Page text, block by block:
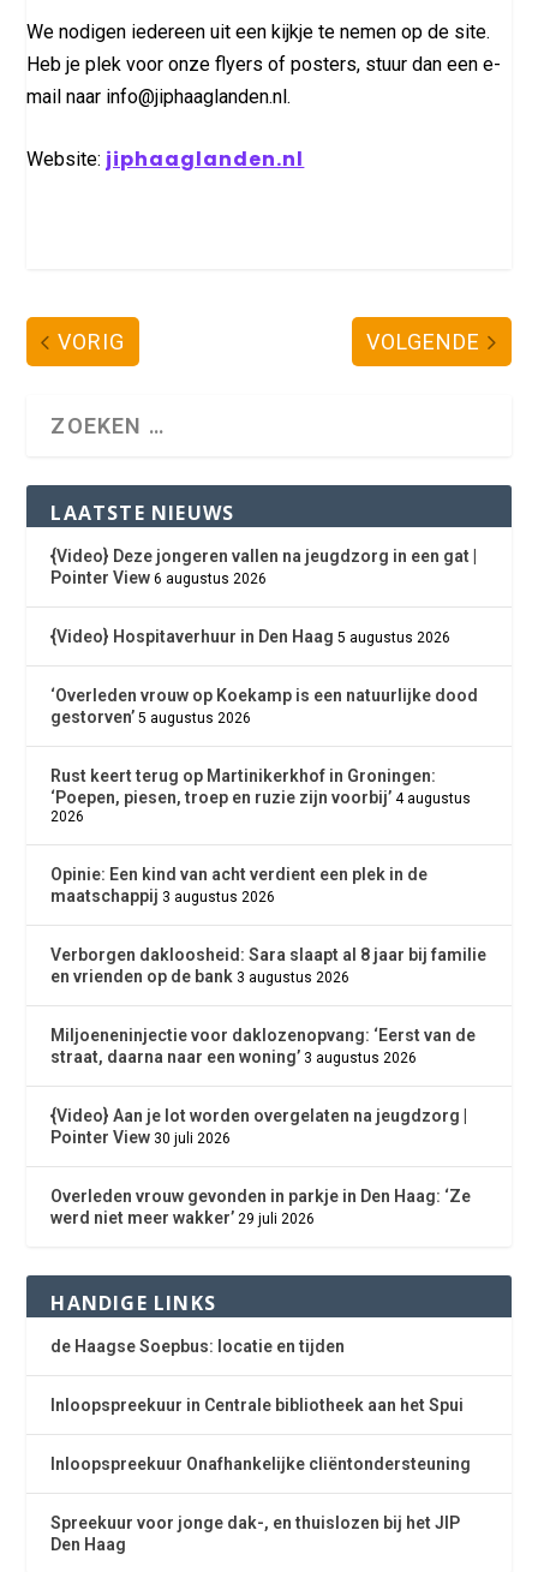
We nodigen iedereen uit een kijkje te nemen op de site.
Heb je plek voor onze flyers of posters, stuur dan een e-
mail naar info@jiphaaglanden.nl.
Website: jiphaaglanden.nl
VORIG VOLGENDE
LAATSTE NIEUWS
{Video} Deze jongeren vallen na jeugdzorg in een gat |
Pointer View 6 augustus 2026
{Video} Hospitaverhuur in Den Haag 5 augustus 2026
‘Overleden vrouw op Koekamp is een natuurlijke dood
gestorven’ 5 augustus 2026
Rust keert terug op Martinikerkhof in Groningen:
‘Poepen, piesen, troep en ruzie zijn voorbij’ 4 augustus
2026
Opinie: Een kind van acht verdient een plek in de
maatschappij 3 augustus 2026
Verborgen dakloosheid: Sara slaapt al 8 jaar bij familie
en vrienden op de bank 3 augustus 2026
Miljoeneninjectie voor daklozenopvang: ‘Eerst van de
straat, daarna naar een woning’ 3 augustus 2026
{Video} Aan je lot worden overgelaten na jeugdzorg |
Pointer View 30 juli 2026
Overleden vrouw gevonden in parkje in Den Haag: ‘Ze
werd niet meer wakker’ 29 juli 2026
HANDIGE LINKS
de Haagse Soepbus: locatie en tijden
Inloopspreekuur in Centrale bibliotheek aan het Spui
Inloopspreekuur Onafhankelijke cliëntondersteuning
Spreekuur voor jonge dak-, en thuislozen bij het JIP
Den Haag